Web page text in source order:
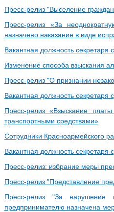
Пресс-релиз "Выселение
Пресс-релиз «За
назначено наказание в виде
Вакантная должность секретаря
Изменение способа взыскания
Пресс-релиз "О признании
Вакантная должность секретаря
Пресс-релиз «Взыскание
транспортными средствами»
Сотрудники Красноармейского
Вакантная должность секретаря
Пресс-релиз: избрание меры
Пресс-релиз "Представление
Пресс-релиз "За нарушение
предпринимателю назначена